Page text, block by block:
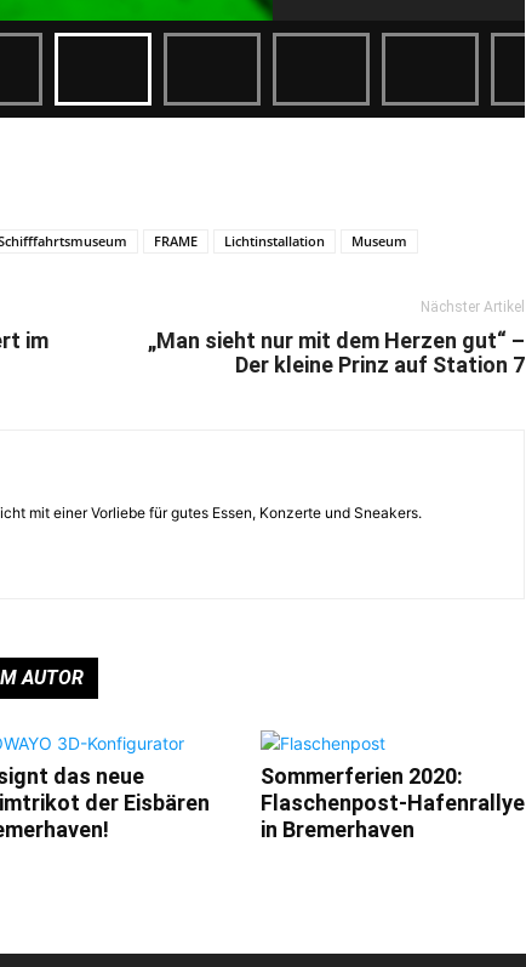
FRAME Lichtinstallation Museum
im
Nächster Artikel
„Man sieht nur mit dem Herzen gut“ –
Der kleine Prinz auf Station 7
mit einer Vorliebe für gutes Essen, Konzerte und Sneakers.
AUTOR
das neue
der Eisbären
Sommerferien 2020:
Flaschenpost-Hafenrallye
in Bremerhaven